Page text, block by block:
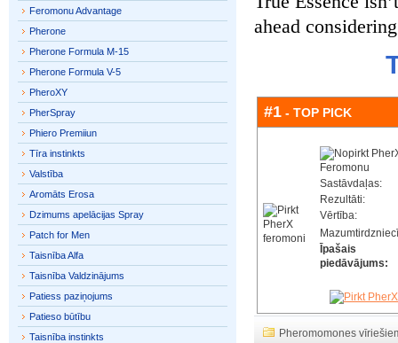
ahead
#1 - TOP PICK
Sastāvdaļas:
Rezultāti:
Vērtība:
Īpašais
piedāvājums:
Pheromomones
Feromonu Advantage
Pherone
Pherone Formula M-15
Pherone Formula V-5
PheroXY
PherSpray
Phiero Premiiun
Tīra instinkts
Valstība
Aromāts Erosa
Dzimums apelācijas Spray
Patch for Men
Taisnība Alfa
Taisnība Valdzinājums
Patiess paziņojums
Patieso būtību
Taisnība instinkts